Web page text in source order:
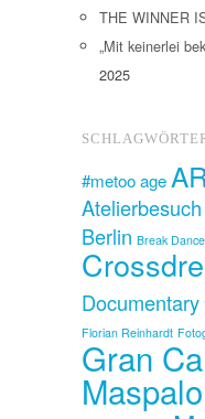
THE WINNER
„Mit keinerlei
2025
#metooage
Atelierbesuch
Berlin Break Dance
Documentary
Florian Reinhardt
Gran